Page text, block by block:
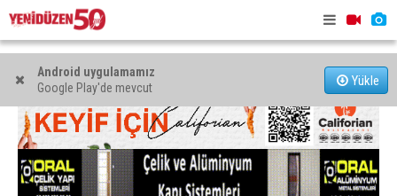
Android uygulamamız
Google Play'de mevcut
Yükle